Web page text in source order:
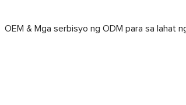
OEM & Mga serbisyo ng ODM para sa